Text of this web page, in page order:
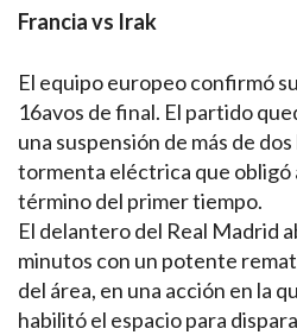
Francia vs Irak
El equipo europeo confirmó
16avos de final. El partido
una suspensión de más de
tormenta eléctrica que obligó
término del primer tiempo.
El delantero del Real Madrid
minutos con un potente
del área, en una acción en la
habilitó el espacio para